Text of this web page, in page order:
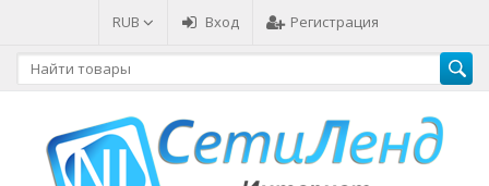
RUB Вход Регистрация